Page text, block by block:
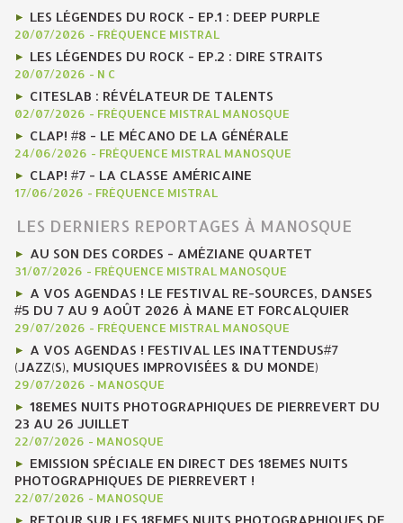
LES LÉGENDES DU ROCK - EP.1 : DEEP PURPLE
20/07/2026 - FRÉQUENCE MISTRAL
LES LÉGENDES DU ROCK - EP.2 : DIRE STRAITS
20/07/2026 - N C
CITESLAB : RÉVÉLATEUR DE TALENTS
02/07/2026 - FRÉQUENCE MISTRAL MANOSQUE
CLAP! #8 - LE MÉCANO DE LA GÉNÉRALE
24/06/2026 - FRÉQUENCE MISTRAL MANOSQUE
CLAP! #7 - LA CLASSE AMÉRICAINE
17/06/2026 - FRÉQUENCE MISTRAL
LES DERNIERS REPORTAGES À MANOSQUE
AU SON DES CORDES - AMÉZIANE QUARTET
31/07/2026 - FRÉQUENCE MISTRAL MANOSQUE
A VOS AGENDAS ! LE FESTIVAL RE-SOURCES, DANSES
#5 DU 7 AU 9 AOÛT 2026 À MANE ET FORCALQUIER
29/07/2026 - FRÉQUENCE MISTRAL MANOSQUE
A VOS AGENDAS ! FESTIVAL LES INATTENDUS#7
(JAZZ(S), MUSIQUES IMPROVISÉES & DU MONDE)
29/07/2026 - MANOSQUE
18EMES NUITS PHOTOGRAPHIQUES DE PIERREVERT DU
23 AU 26 JUILLET
22/07/2026 - MANOSQUE
EMISSION SPÉCIALE EN DIRECT DES 18EMES NUITS
PHOTOGRAPHIQUES DE PIERREVERT !
22/07/2026 - MANOSQUE